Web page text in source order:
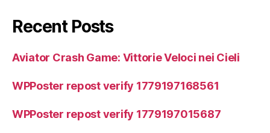
Recent Posts
Aviator Crash Game: Vittorie Veloci nei Cieli
WPPoster repost verify 1779197168561
WPPoster repost verify 1779197015687